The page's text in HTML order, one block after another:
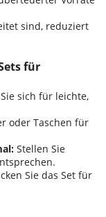
sind, reduziert
für
sich für leichte,
oder Taschen für
Stellen Sie
Sie das Set für